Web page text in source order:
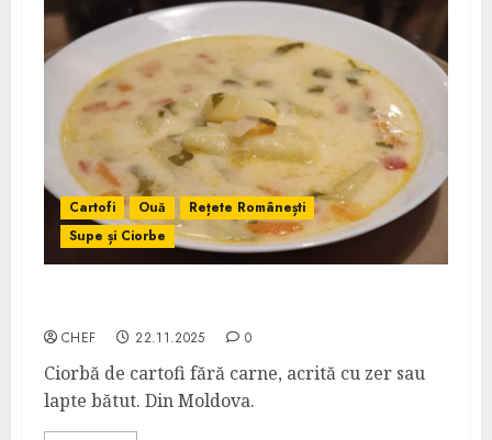
Cartofi Ouă
Rețete Românești
Supe și Ciorbe
CHEF 22.11.2025 0
Ciorbă de cartofi fără carne, acrită cu zer sau
lapte bătut. Din Moldova.